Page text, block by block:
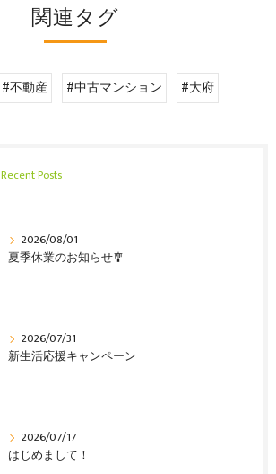
関連タグ
#不動産 #中古マンション #大府
Recent Posts
2026/08/01
夏季休業のお知らせ🎐
2026/07/31
新生活応援キャンペーン
2026/07/17
はじめまして！